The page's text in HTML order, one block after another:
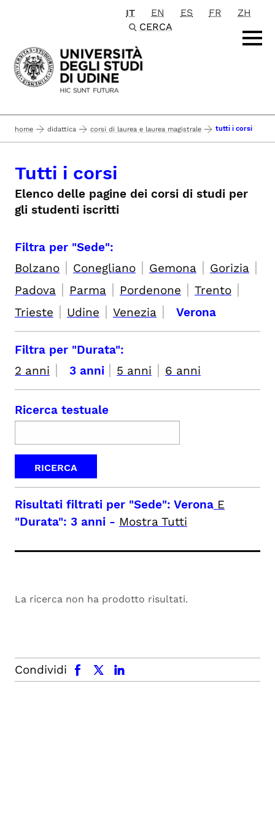
Passa al contenuto principale
IT EN ES FR
ZH
CERCA
home didattica corsi di laurea e laurea magistrale tutti i corsi
Tutti i corsi
Elenco delle pagine dei corsi di studi per
gli studenti iscritti
Filtra per "Sede":
Bolzano | Conegliano | Gemona | Gorizia |
Padova | Parma | Pordenone | Trento |
Trieste | Udine | Venezia | Verona
Filtra per "Durata":
2 anni | 3 anni | 5 anni | 6 anni
Ricerca testuale
Risultati filtrati per "Sede": Verona E
"Durata": 3 anni - Mostra Tutti
La ricerca non ha prodotto risultati.
Condividi
facebook x.com linkedin